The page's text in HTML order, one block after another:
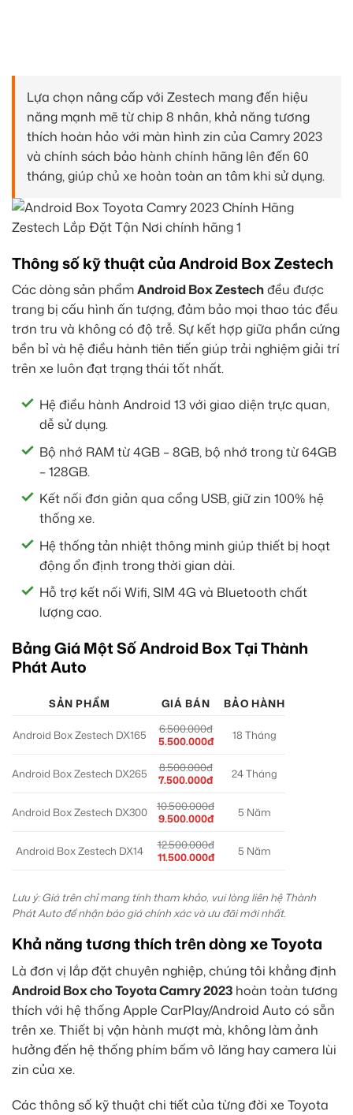
Lựa chọn nâng cấp với Zestech mang đến hiệu
năng mạnh mẽ từ chip 8 nhân, khả năng tương
thích hoàn hảo với màn hình zin của Camry 2023
và chính sách bảo hành chính hãng lên đến 60
tháng, giúp chủ xe hoàn toàn an tâm khi sử dụng.
Thông số kỹ thuật của Android Box Zestech
Các dòng sản phẩmAndroid Box Zestechđều được
trang bị cấu hình ấn tượng, đảm bảo mọi thao tác đều
trơn tru và không có độ trễ. Sự kết hợp giữa phần cứng
bền bỉ và hệ điều hành tiên tiến giúp trải nghiệm giải trí
trên xe luôn đạt trạng thái tốt nhất.
Hệ điều hành Android 13 với giao diện trực quan,
dễ sử dụng.
Bộ nhớ RAM từ 4GB – 8GB, bộ nhớ trong từ 64GB
– 128GB.
Kết nối đơn giản qua cổng USB, giữ zin 100% hệ
thống xe.
Hệ thống tản nhiệt thông minh giúp thiết bị hoạt
động ổn định trong thời gian dài.
Hỗ trợ kết nối Wifi, SIM 4G và Bluetooth chất
lượng cao.
Bảng Giá Một Số Android Box Tại Thành
Phát Auto
SẢN PHẨM GIÁ BÁN BẢO HÀNH
Android Box Zestech DX165
6.500.000đ
5.500.000đ
18 Tháng
Android Box Zestech DX265
8.500.000đ
7.500.000đ
24 Tháng
Android Box Zestech DX300
10.500.000đ
9.500.000đ
5 Năm
Android Box Zestech DX14
12.500.000đ
11.500.000đ
5 Năm
Lưu ý: Giá trên chỉ mang tính tham khảo, vui lòng liên hệ Thành
Phát Auto để nhận báo giá chính xác và ưu đãi mới nhất.
Khả năng tương thích trên dòng xe Toyota
Là đơn vị lắp đặt chuyên nghiệp, chúng tôi khẳng định
Android Box cho Toyota Camry 2023 hoàn toàn tương
thích với hệ thống Apple CarPlay/Android Auto có sẵn
trên xe. Thiết bị vận hành mượt mà, không làm ảnh
hưởng đến hệ thống phím bấm vô lăng hay camera lùi
zin của xe.
Các thông số kỹ thuật chi tiết của từng đời xe Toyota